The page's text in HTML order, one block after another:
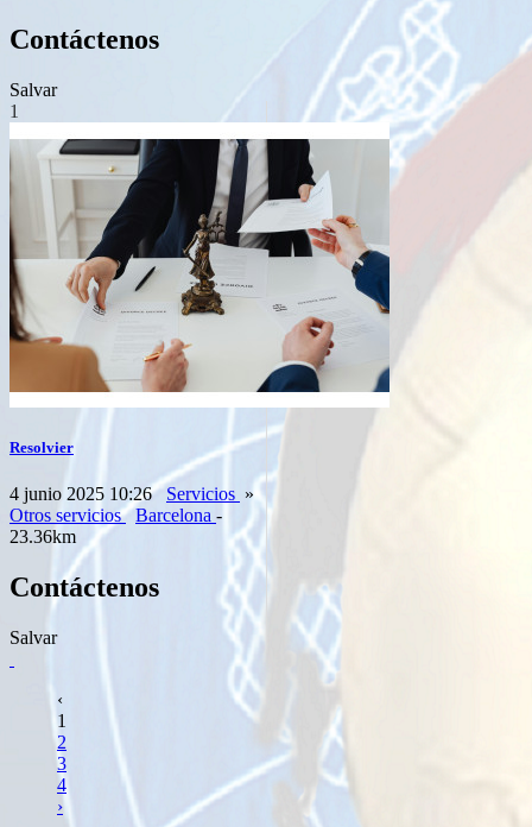
Contáctenos
Salvar
1
Resolvier
4 junio 2025 10:26 Servicios »
Otros servicios Barcelona -
23.36km
Contáctenos
Salvar
‹
1
2
3
4
›